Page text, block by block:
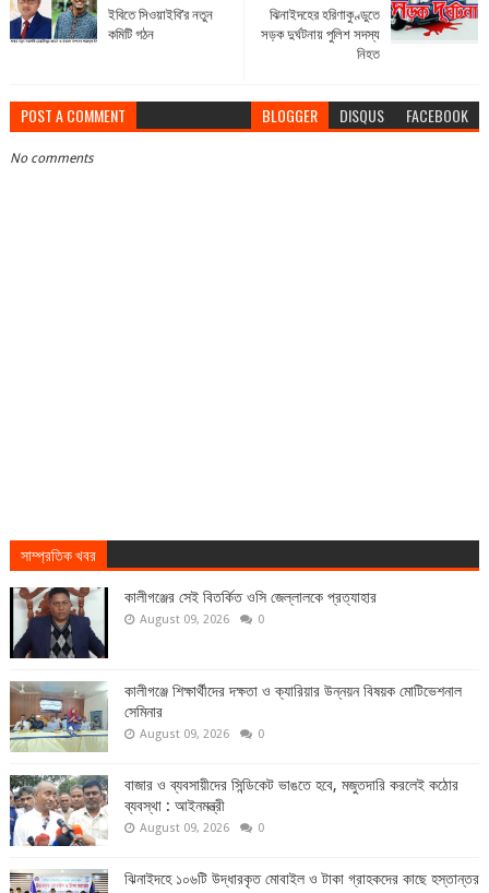
ঝিনাইদহের হরিণাকুণ্ডুতে
সড়ক দুর্ঘটনায় পুলিশ সদস্য
নিহত
ইবিতে সিওয়াইবি’র নতুন
কমিটি গঠন
POST A COMMENT BLOGGER DISQUS FACEBOOK
No comments
সাম্প্রতিক খবর
কালীগঞ্জের সেই বিতর্কিত ওসি জেল্লালকে প্রত্যাহার
August 09, 2026 0
কালীগঞ্জে শিক্ষার্থীদের দক্ষতা ও ক্যারিয়ার উন্নয়ন বিষয়ক মোটিভেশনাল
সেমিনার
August 09, 2026 0
বাজার ও ব্যবসায়ীদের সিন্ডিকেট ভাঙতে হবে, মজুতদারি করলেই কঠোর
ব্যবস্থা : আইনমন্ত্রী
August 09, 2026 0
ঝিনাইদহে ১০৬টি উদ্ধারকৃত মোবাইল ও টাকা গ্রাহকদের কাছে হস্তান্তর